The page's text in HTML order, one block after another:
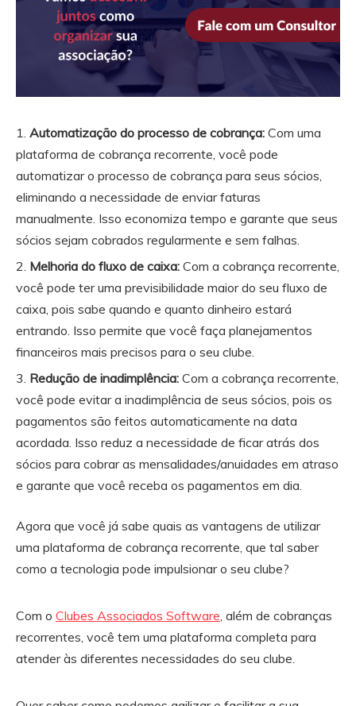
Automatização do processo de cobrança: Com uma
plataforma de cobrança recorrente, você pode
automatizar o processo de cobrança para seus sócios,
eliminando a necessidade de enviar faturas
manualmente. Isso economiza tempo e garante que seus
sócios sejam cobrados regularmente e sem falhas.
Melhoria do fluxo de caixa: Com a cobrança recorrente,
você pode ter uma previsibilidade maior do seu fluxo de
caixa, pois sabe quando e quanto dinheiro estará
entrando. Isso permite que você faça planejamentos
financeiros mais precisos para o seu clube.
Redução de inadimplência: Com a cobrança recorrente,
você pode evitar a inadimplência de seus sócios, pois os
pagamentos são feitos automaticamente na data
acordada. Isso reduz a necessidade de ficar atrás dos
sócios para cobrar as mensalidades/anuidades em atraso
e garante que você receba os pagamentos em dia.
Agora que você já sabe quais as vantagens de utilizar
uma plataforma de cobrança recorrente, que tal saber
como a tecnologia pode impulsionar o seu clube?
Com o Clubes Associados Software, além de cobranças
recorrentes, você tem uma plataforma completa para
atender às diferentes necessidades do seu clube.